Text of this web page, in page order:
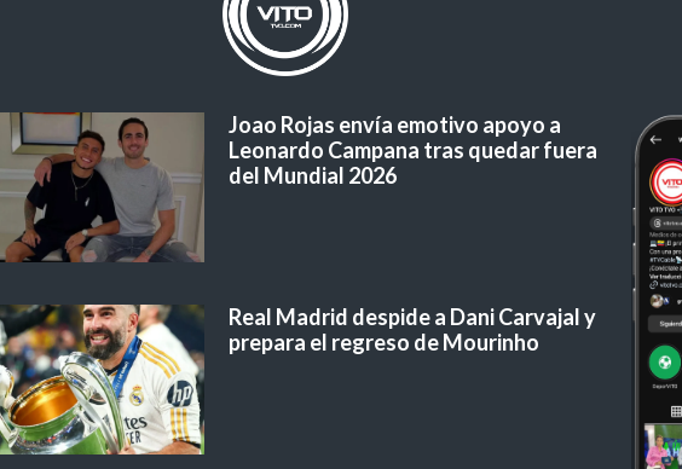
Joao Rojas envía emotivo apoyo a
Leonardo Campana tras quedar fuera
del Mundial 2026
Real Madrid despide a Dani Carvajal y
prepara el regreso de Mourinho